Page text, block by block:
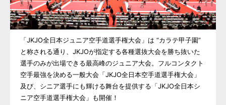
「JKJO全日本ジュニア空手道選手権大会」は “カラテ甲子園”
と称される通り、JKJOが指定する各種選抜大会を勝ち抜いた
選手のみが出場できる最高峰のジュニア大会。フルコンタクト
空手最強を決める一般大会「JKJO全日本空手道選手権大会」
及び、シニア選手にも輝ける舞台を提供する「JKJO全日本シ
ニア空手道選手権大会」も開催！